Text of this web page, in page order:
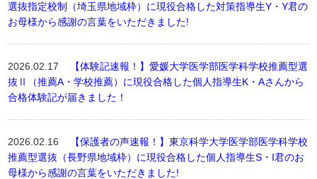
選抜指定校制（埼玉県地域枠）に現役合格した対策指導生Y・Y君の
お母様から感謝の言葉をいただきました!
2026.02.17
【体験記速報！】愛媛大学医学部医学科学校推薦型選
抜Ⅱ（推薦A・学校推薦）に現役合格した個人指導生K・Aさんから
合格体験記が届きました！
2026.02.16
【保護者の声速報！】東京科学大学医学部医学科学校
推薦型選抜（長野県地域枠）に現役合格した個人指導生S・I君のお
母様から感謝の言葉をいただきました!